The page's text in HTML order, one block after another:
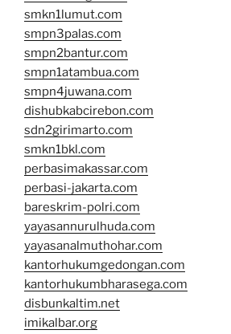
smkn1lumut.com
smpn3palas.com
smpn2bantur.com
smpn1atambua.com
smpn4juwana.com
dishubkabcirebon.com
sdn2girimarto.com
smkn1bkl.com
perbasimakassar.com
perbasi-jakarta.com
bareskrim-polri.com
yayasannurulhuda.com
yayasanalmuthohar.com
kantorhukumgedongan.com
kantorhukumbharasega.com
disbunkaltim.net
imikalbar.org